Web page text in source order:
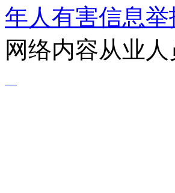
年人有害信息举
网络内容从业